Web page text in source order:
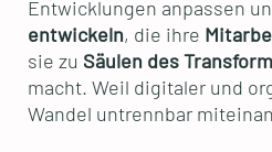
Entwicklungen anpassen
entwickeln, die ihre
sie zu Säulen des
macht. Weil digitaler und
Wandel untrennbar